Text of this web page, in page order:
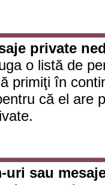
private
o listă de
primiţi în
că el are
uri sau